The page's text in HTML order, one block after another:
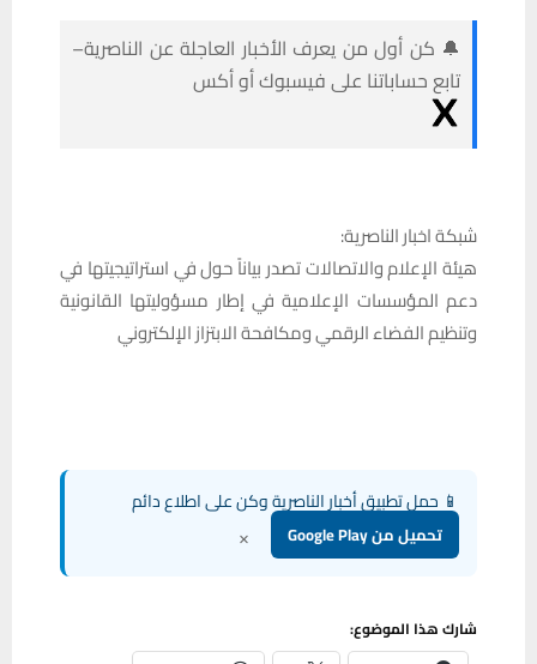
🔔 كن أول من يعرف الأخبار العاجلة عن الناصرية–
تابع حساباتنا على فيسبوك أو أكس
شبكة اخبار الناصرية:
هيئة الإعلام والاتصالات تصدر بياناً حول في استراتيجيتها في
دعم المؤسسات الإعلامية في إطار مسؤوليتها القانونية
وتنظيم الفضاء الرقمي ومكافحة الابتزاز الإلكتروني
📱 حمل تطبيق أخبار الناصرية وكن على اطلاع دائم
تحميل من Google Play ×
شارك هذا الموضوع: